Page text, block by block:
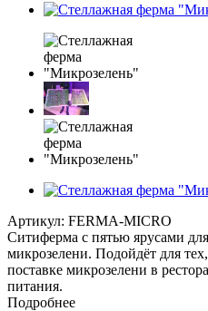
Артикул: FERMA-MICRO
Ситиферма с пятью ярусами
микрозелени. Подойдёт для
поставке микрозелени в
питания.
Подробнее